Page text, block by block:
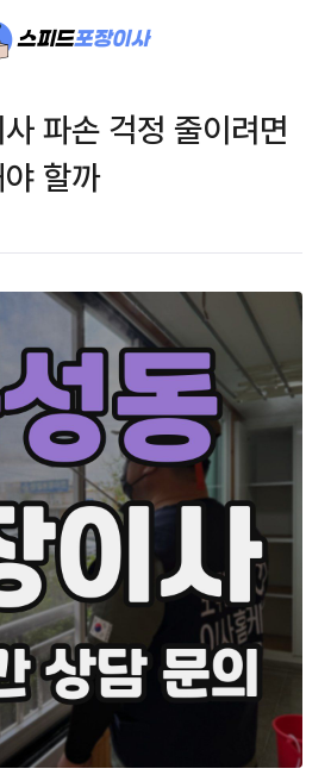
파손 걱정 줄이려면
할까